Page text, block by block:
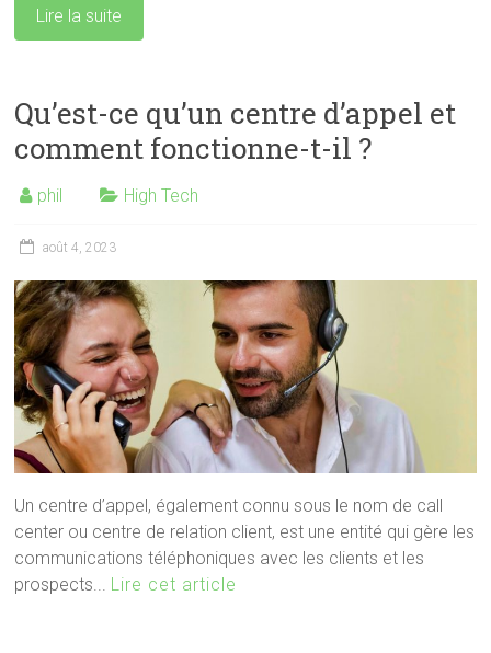
Lire la suite
Qu’est-ce qu’un centre d’appel et
comment fonctionne-t-il ?
phil High Tech
août 4, 2023
Un centre d’appel, également connu sous le nom de call
center ou centre de relation client, est une entité qui gère les
communications téléphoniques avec les clients et les
prospects... Lire cet article